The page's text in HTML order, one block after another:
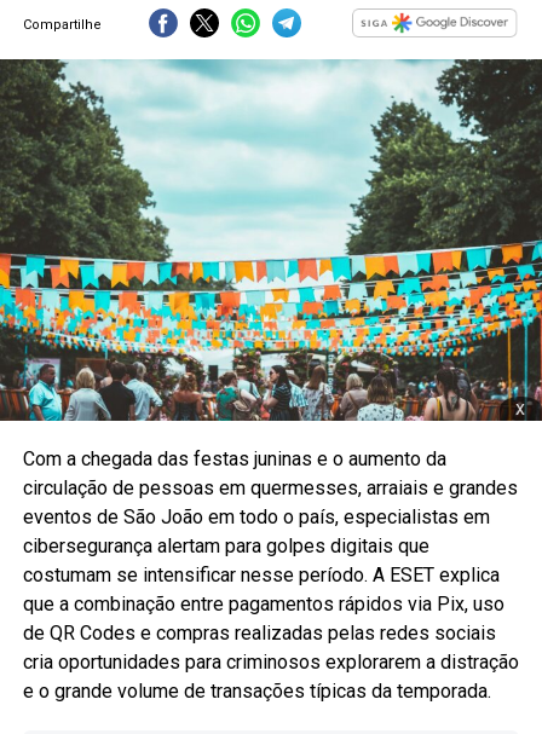
Compartilhe
x
Com a chegada das festas juninas e o aumento da
circulação de pessoas em quermesses, arraiais e grandes
eventos de São João em todo o país, especialistas em
cibersegurança alertam para golpes digitais que
costumam se intensificar nesse período. A ESET explica
que a combinação entre pagamentos rápidos via Pix, uso
de QR Codes e compras realizadas pelas redes sociais
cria oportunidades para criminosos explorarem a distração
e o grande volume de transações típicas da temporada.